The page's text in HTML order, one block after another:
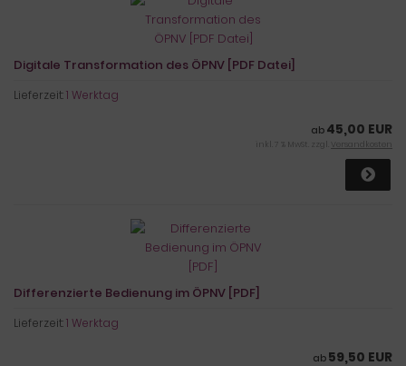
Digitale Transformation des ÖPNV [PDF Datei]
Lieferzeit:1 Werktag
ab 45,00 EUR
inkl. 7 % MwSt. zzgl. Versandkosten
Differenzierte Bedienung im ÖPNV [PDF]
Lieferzeit:1 Werktag
ab 59,50 EUR